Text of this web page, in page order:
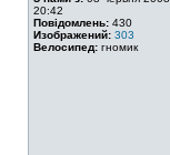
20:42
Повідомлень: 430
Изображений: 303
Велосипед: гномик